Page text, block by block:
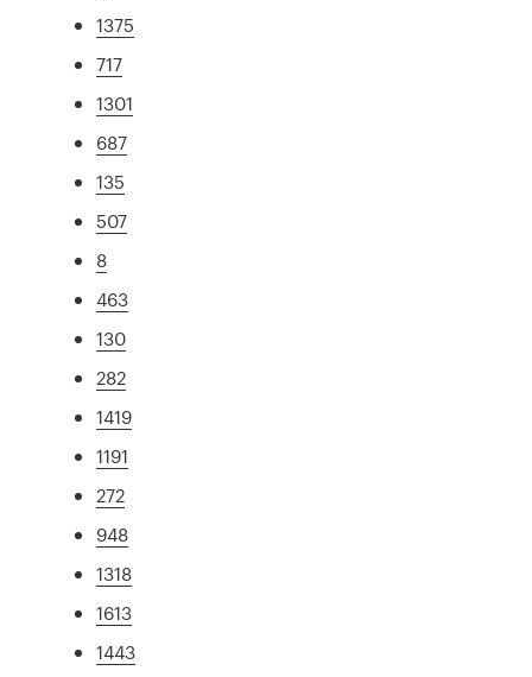
1375
717
1301
687
135
507
8
463
130
282
1419
1191
272
948
1318
1613
1443